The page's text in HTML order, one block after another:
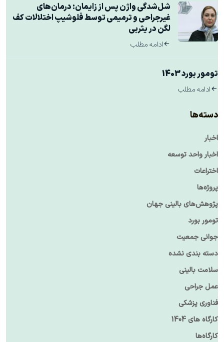
شل‌شدگی واژن پس از زایمان: درمان‌های
غیرجراحی و ترمیمی توسط فلوشیپ اختلالات کف
لگن در یثربی
ادامه مطلب
تومور بورد 1403
ادامه مطلب
دسته‌ها
اخبار
اخبار واحد توسعه
اختراعات
پروژه‌ها
پژوهش‌های بالینی جهان
تومور بورد
جوانی جمعیت
دسته بندی نشده
سلامت بالینی
عمل جراحی
فناوری پزشکی
کارگاه های 1404
کارگاه‌ها